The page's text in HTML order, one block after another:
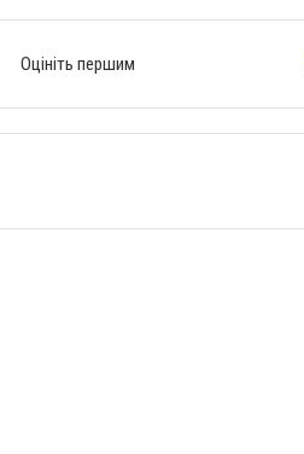
Оцініть першим